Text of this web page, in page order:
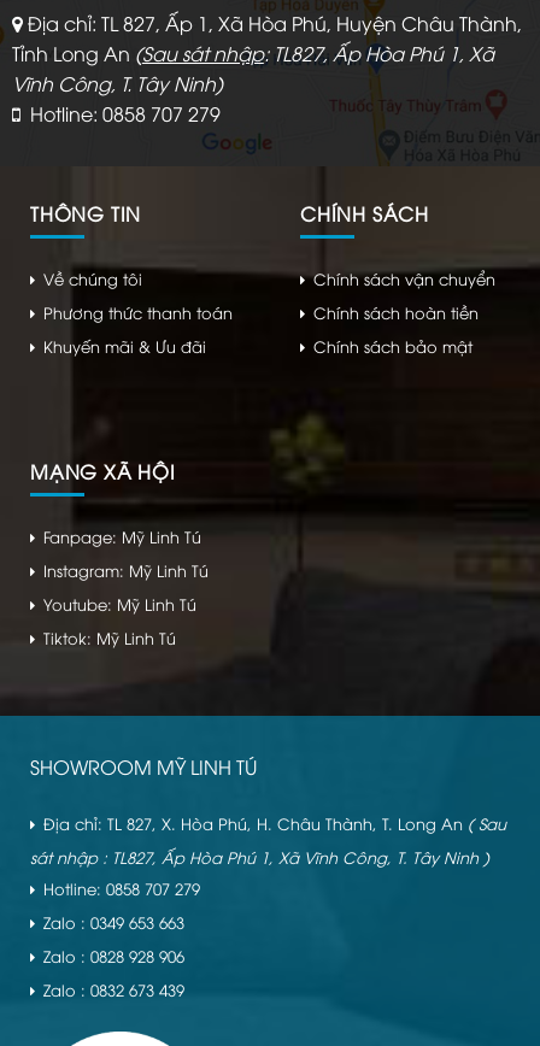
Địa chỉ: TL 827, Ấp 1, Xã Hòa Phú, Huyện Châu Thành,
Tỉnh Long An (Sau sát nhập: TL827, Ấp Hòa Phú 1, Xã
Vĩnh Công, T. Tây Ninh)
Hotline: 0858 707 279
THÔNG TIN
Về chúng tôi
Phương thức thanh toán
Khuyến mãi & Ưu đãi
CHÍNH SÁCH
Chính sách vận chuyển
Chính sách hoàn tiền
Chính sách bảo mật
MẠNG XÃ HỘI
Fanpage: Mỹ Linh Tú
Instagram: Mỹ Linh Tú
Youtube: Mỹ Linh Tú
Tiktok: Mỹ Linh Tú
SHOWROOM MỸ LINH TÚ
Địa chỉ: TL 827, X. Hòa Phú, H. Châu Thành, T. Long An ( Sau
sát nhập : TL827, Ấp Hòa Phú 1, Xã Vĩnh Công, T. Tây Ninh )
Hotline: 0858 707 279
Zalo : 0349 653 663
Zalo : 0828 928 906
Zalo : 0832 673 439